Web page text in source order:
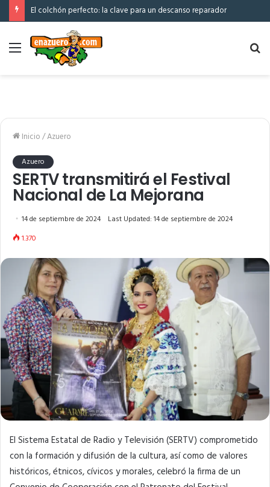
El colchón perfecto: la clave para un descanso reparador
Menú
Inicio/Azuero
Azuero
SERTV transmitirá el Festival
Nacional de La Mejorana
14 de septiembre de 2024
Last Updated: 14 de septiembre de 2024
1.370
El Sistema Estatal de Radio y Televisión (SERTV) comprometido
con la formación y difusión de la cultura, así como de valores
históricos, étnicos, cívicos y morales, celebró la firma de un